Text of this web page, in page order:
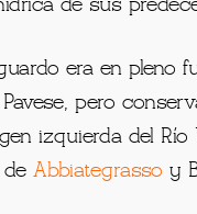
de sal
y en el 1438
de sus